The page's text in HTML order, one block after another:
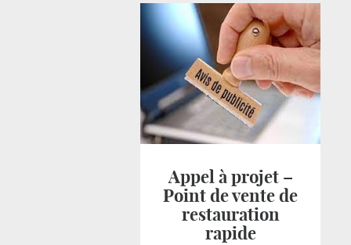
Appel à projet –
Point de vente de
restauration
rapide